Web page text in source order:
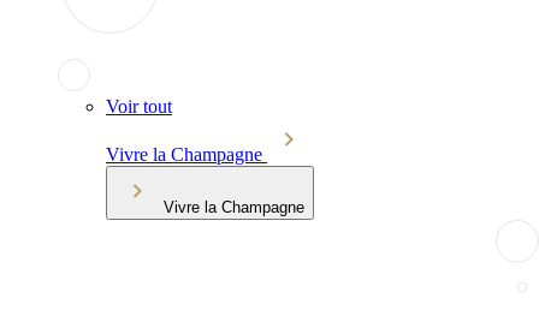
Voir tout
Vivre la Champagne
Vivre la Champagne